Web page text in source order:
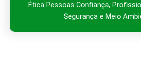
Ética Pessoas Confiança,
Segurança e Meio